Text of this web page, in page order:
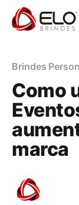
Brindes
Como
marca